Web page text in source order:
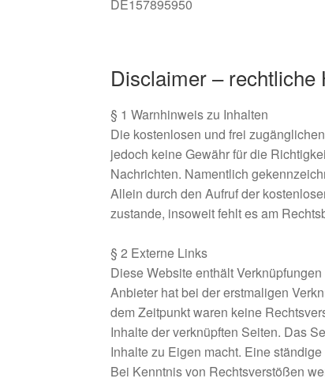
DE157895950
Disclaimer – rechtliche
§ 1 Warnhinweis zu Inhalten
Die kostenlosen und frei
jedoch keine Gewähr für die
Nachrichten. Namentlich
Allein durch den Aufruf der
zustande, insoweit fehlt es am
§ 2 Externe Links
Diese Website enthält
Anbieter hat bei der erstmaligen
dem Zeitpunkt waren keine
Inhalte der verknüpften Seiten. Das
Inhalte zu Eigen macht. Eine
Bei Kenntnis von Rechtsverstößen